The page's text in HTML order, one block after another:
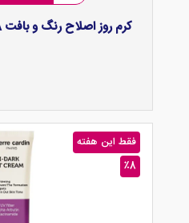
کرم روز اصلاح رنگ و بافت BHA آنیو SPF35 آون
٪8
فقط این هفته